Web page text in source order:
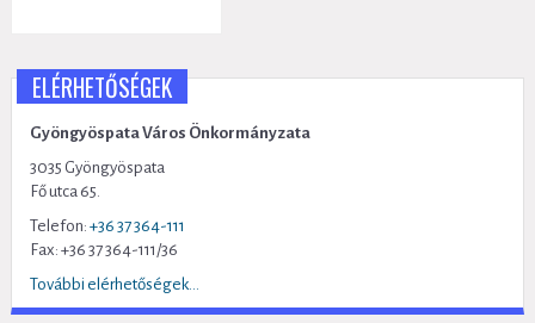
ELÉRHETŐSÉGEK
Gyöngyöspata Város Önkormányzata
3035 Gyöngyöspata
Fő utca 65.
Telefon: +36 37 364-111
Fax: +36 37 364-111/36
További elérhetőségek...